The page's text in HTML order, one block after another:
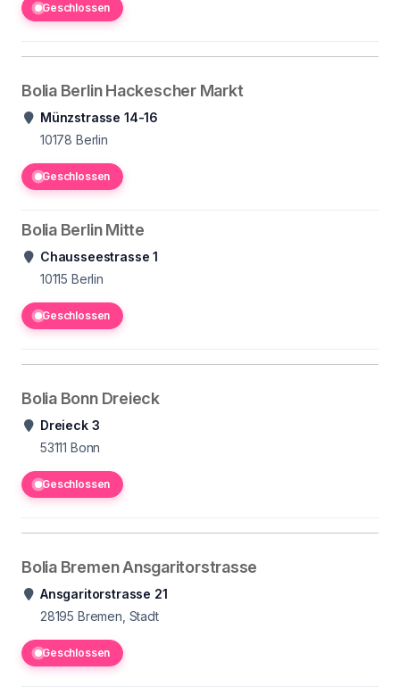
Geschlossen
Bolia Berlin Hackescher Markt
Münzstrasse 14-16
10178 Berlin
Geschlossen
Bolia Berlin Mitte
Chausseestrasse 1
10115 Berlin
Geschlossen
Bolia Bonn Dreieck
Dreieck 3
53111 Bonn
Geschlossen
Bolia Bremen Ansgaritorstrasse
Ansgaritorstrasse 21
28195 Bremen, Stadt
Geschlossen